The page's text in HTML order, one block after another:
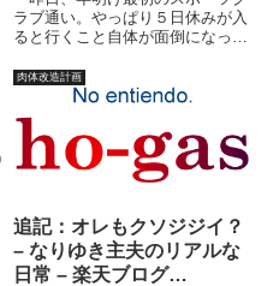
ラブ通い。やっぱり５日休みが入
ると行くこと自体が面倒になって
だが、ちょっと気合を入れて、行
ってきた。行ってしまえば、調子
は悪くない。慢性化している肩の
痛みもなくなって、絶好調だ。
で...
肉体改造計画
追記：オレもクソジジイ？
– なりゆき主夫のリアルな
日常 – 楽天ブログ